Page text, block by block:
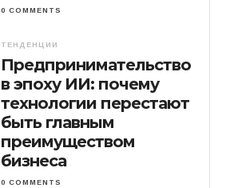
0 COMMENTS
ТЕНДЕНЦИИ
Предпринимательство
в эпоху ИИ: почему
технологии перестают
быть главным
преимуществом
бизнеса
0 COMMENTS